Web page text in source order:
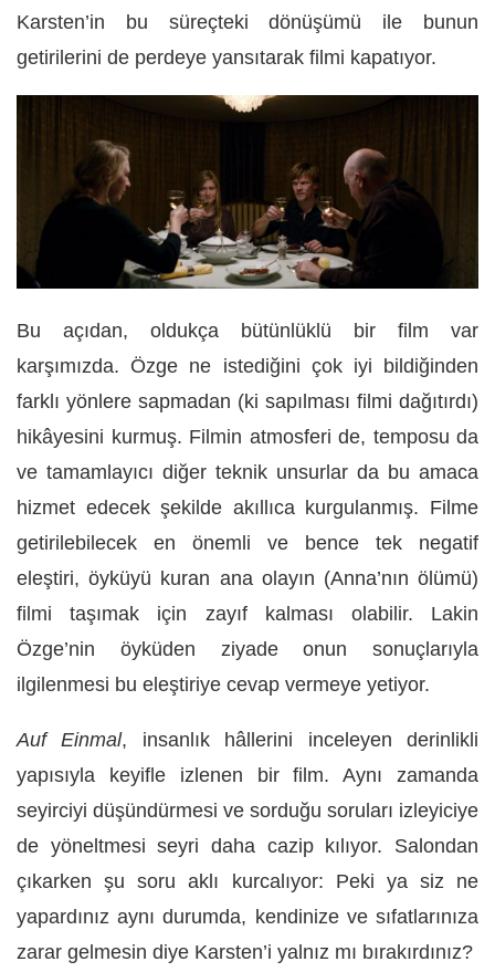
Karsten’in bu süreçteki dönüşümü ile bunun
getirilerini de perdeye yansıtarak filmi kapatıyor.
Bu açıdan, oldukça bütünlüklü bir film var
karşımızda. Özge ne istediğini çok iyi bildiğinden
farklı yönlere sapmadan (ki sapılması filmi dağıtırdı)
hikâyesini kurmuş. Filmin atmosferi de, temposu da
ve tamamlayıcı diğer teknik unsurlar da bu amaca
hizmet edecek şekilde akıllıca kurgulanmış. Filme
getirilebilecek en önemli ve bence tek negatif
eleştiri, öyküyü kuran ana olayın (Anna’nın ölümü)
filmi taşımak için zayıf kalması olabilir. Lakin
Özge’nin öyküden ziyade onun sonuçlarıyla
ilgilenmesi bu eleştiriye cevap vermeye yetiyor.
Auf Einmal, insanlık hâllerini inceleyen derinlikli
yapısıyla keyifle izlenen bir film. Aynı zamanda
seyirciyi düşündürmesi ve sorduğu soruları izleyiciye
de yöneltmesi seyri daha cazip kılıyor. Salondan
çıkarken şu soru aklı kurcalıyor: Peki ya siz ne
yapardınız aynı durumda, kendinize ve sıfatlarınıza
zarar gelmesin diye Karsten’i yalnız mı bırakırdınız?